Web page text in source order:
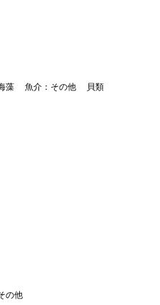
藻 魚介：その他 貝類
の他